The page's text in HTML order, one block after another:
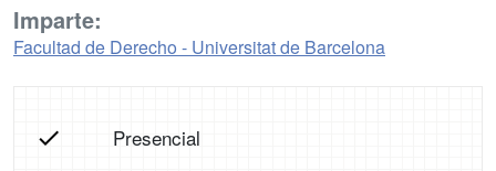
Imparte:
Facultad de Derecho - Universitat de Barcelona
Presencial